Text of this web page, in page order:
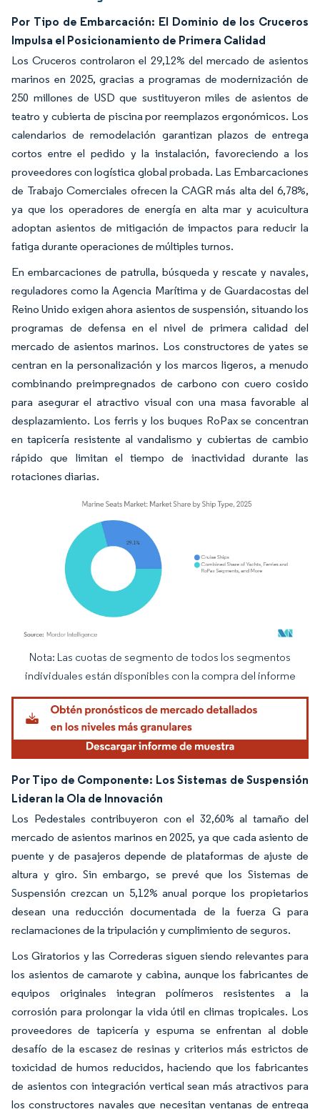
Por Tipo de Embarcación: El Dominio de los Cruceros
Impulsa el Posicionamiento de Primera Calidad
Los Cruceros controlaron el 29,12% del mercado de asientos
marinos en 2025, gracias a programas de modernización de
250 millones de USD que sustituyeron miles de asientos de
teatro y cubierta de piscina por reemplazos ergonómicos. Los
calendarios de remodelación garantizan plazos de entrega
cortos entre el pedido y la instalación, favoreciendo a los
proveedores con logística global probada. Las Embarcaciones
de Trabajo Comerciales ofrecen la CAGR más alta del 6,78%,
ya que los operadores de energía en alta mar y acuicultura
adoptan asientos de mitigación de impactos para reducir la
fatiga durante operaciones de múltiples turnos.
En embarcaciones de patrulla, búsqueda y rescate y navales,
reguladores como la Agencia Marítima y de Guardacostas del
Reino Unido exigen ahora asientos de suspensión, situando los
programas de defensa en el nivel de primera calidad del
mercado de asientos marinos. Los constructores de yates se
centran en la personalización y los marcos ligeros, a menudo
combinando preimpregnados de carbono con cuero cosido
para asegurar el atractivo visual con una masa favorable al
desplazamiento. Los ferris y los buques RoPax se concentran
en tapicería resistente al vandalismo y cubiertas de cambio
rápido que limitan el tiempo de inactividad durante las
rotaciones diarias.
Imagen © Mordor Intelligence. El uso requiere atribución según CC BY 4.0.
Nota: Las cuotas de segmento de todos los segmentos
individuales están disponibles con la compra del informe
Por Tipo de Componente: Los Sistemas de Suspensión
Lideran la Ola de Innovación
Los Pedestales contribuyeron con el 32,60% al tamaño del
mercado de asientos marinos en 2025, ya que cada asiento de
puente y de pasajeros depende de plataformas de ajuste de
altura y giro. Sin embargo, se prevé que los Sistemas de
Suspensión crezcan un 5,12% anual porque los propietarios
desean una reducción documentada de la fuerza G para
reclamaciones de la tripulación y cumplimiento de seguros.
Los Giratorios y las Correderas siguen siendo relevantes para
los asientos de camarote y cabina, aunque los fabricantes de
equipos originales integran polímeros resistentes a la
corrosión para prolongar la vida útil en climas tropicales. Los
proveedores de tapicería y espuma se enfrentan al doble
desafío de la escasez de resinas y criterios más estrictos de
toxicidad de humos reducidos, haciendo que los fabricantes
de asientos con integración vertical sean más atractivos para
los constructores navales que necesitan ventanas de entrega